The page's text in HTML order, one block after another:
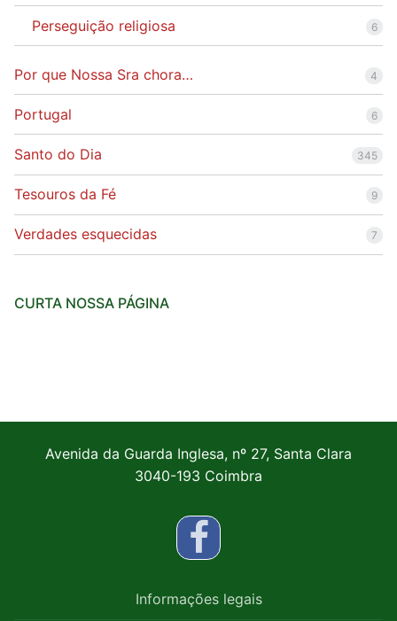
Perseguição religiosa 6
Por que Nossa Sra chora… 4
Portugal 6
Santo do Dia 345
Tesouros da Fé 9
Verdades esquecidas 7
CURTA NOSSA PÁGINA
Avenida da Guarda Inglesa, nº 27, Santa Clara
3040-193 Coimbra
Informações legais